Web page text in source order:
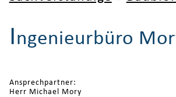
Ingenieurbüro
Ansprechpartner:
Herr Michael Mory